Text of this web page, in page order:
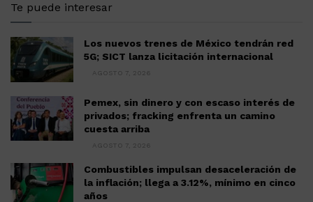
Te puede interesar
Los nuevos trenes de México tendrán red
5G; SICT lanza licitación internacional
AGOSTO 7, 2026
Pemex, sin dinero y con escaso interés de
privados; fracking enfrenta un camino
cuesta arriba
AGOSTO 7, 2026
Combustibles impulsan desaceleración de
la inflación; llega a 3.12%, mínimo en cinco
años